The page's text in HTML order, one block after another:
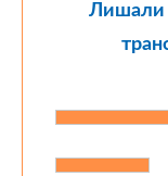
Лишали